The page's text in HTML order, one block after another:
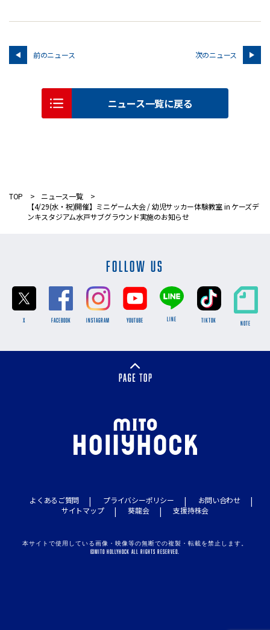
前のニュース 次のニュース
ニュース一覧に戻る
TOP
ニュース一覧
【4/29(水・祝)開催】ミニゲーム大会 / 幼児サッカー体験教室 in ケーズデ
ンキスタジアム水戸サブグラウンド実施のお知らせ
FOLLOW US
X FACEBOOK INSTAGRAM YOUTUBE LINE TikTok NOTE
よくあるご質問 プライバシーポリシー
お問い合わせ
サイトマップ
葵龍会 支援持株会
本サイトで使用している画像・映像等の無断での複製・転載を禁止します。
©MITO HOLLYHOCK ALL RIGHTS RESERVED.